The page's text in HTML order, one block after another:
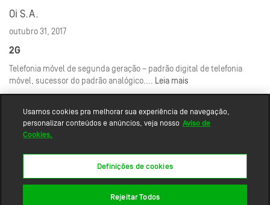
Oi S.A.
outubro 31, 2017
2G
Telefonia móvel de segunda geração – padrão digital de telefonia
móvel, sucessor do padrão analógico.... Leia mais
Usamos cookies pra melhorar sua experiência de navegação,
personalizar conteúdos e anúncios, veja nosso Aviso de
Cookies.
Definições de cookies
Rejeitar Todos